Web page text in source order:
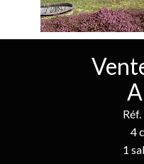
4
1